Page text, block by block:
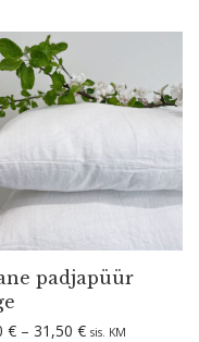
€ kuni 115,00 €
padjapüür
€ – 31,50 €Hinnavahemik:
sis. KM